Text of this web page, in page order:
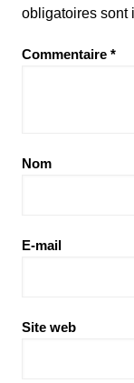
obligatoires sont
Commentaire *
Nom
E-mail
Site web